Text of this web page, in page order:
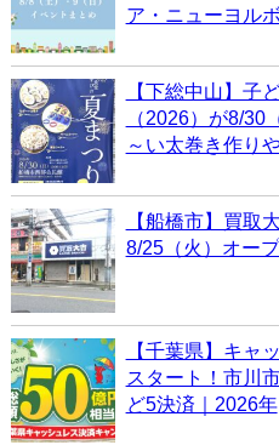
ア・ニューヨル
【下総中山】子
（2026）が8/30
～い太巻き作り
【船橋市】買取
8/25（火）オー
【千葉県】キャ
スタート！市川
ど5決済｜2026年